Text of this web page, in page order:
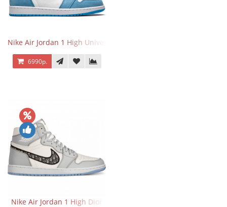
Nike Air Jordan 1 High University Blue
6990р.
Nike Air Jordan 1 High Dior